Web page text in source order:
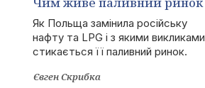
Польщі після позбавлення
залежності від РФ
Як Польща замінила російську
нафту та LPG і з якими викликами
стикається її паливний ринок.
Євген Скрибка